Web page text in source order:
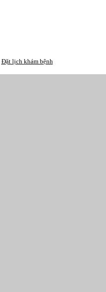
Đặt lịch khám bệnh